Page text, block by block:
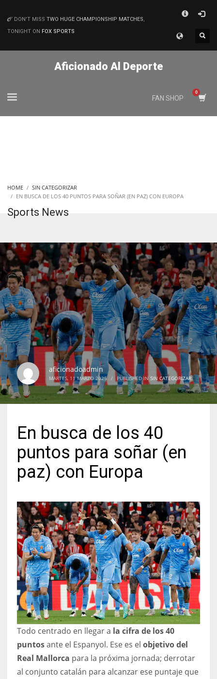
MATCHES
3
ATL
24
IND
34
MIN
6
DEN
24
DON'T MISS TWO HUGE CHAMPIONSHIP MATCHES,
TONIGHT ON FOX SPORTS
Aficionado Al Deporte
FAN SHOP
HOME
SIN CATEGORIZAR
EN BUSCA DE LOS 40 PUNTOS PARA SOÑAR (EN PAZ) CON EUROPA
Sports News
aficionadoadmin
MARTES, 11 MARZO 2025 / PUBLISHED IN SIN CATEGORIZAR
En busca de los 40
puntos para soñar (en
paz) con Europa
Todo centrado en llegar a la cifra de los 40
puntosante el Espanyol. Ese es el objetivo del
Real Mallorca para la próxima jornada; derrotar
al conjunto catalán para alcanzar ese puntaje que